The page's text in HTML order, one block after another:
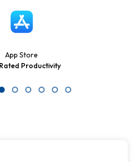
App Store
Productivity